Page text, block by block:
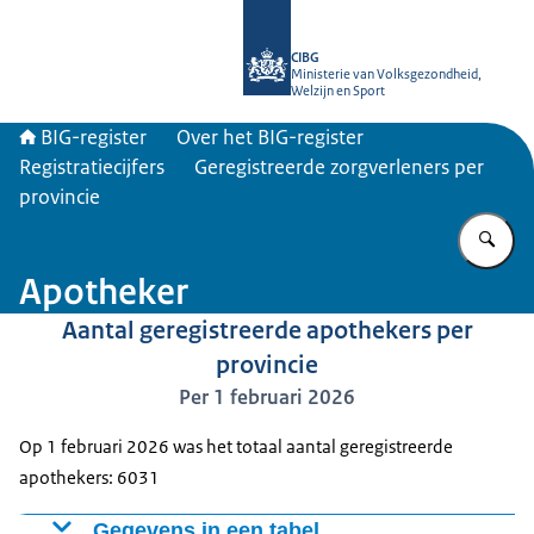
CIBG
Ministerie van Volksgezondheid,
Welzijn en Sport
BIG-register
Over het BIG-register
Registratiecijfers
Geregistreerde zorgverleners per
provincie
Apotheker
Aantal geregistreerde apothekers per
provincie
Per 1 februari 2026
Op 1 februari 2026 was het totaal aantal geregistreerde
apothekers: 6031